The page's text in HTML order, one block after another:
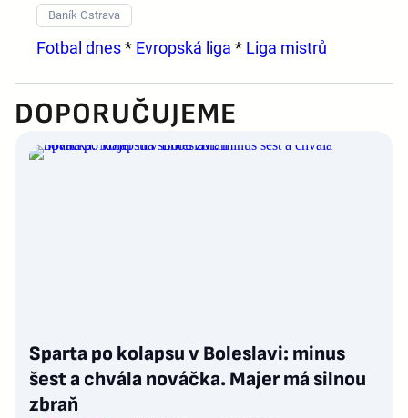
Baník Ostrava
Fotbal dnes* Evropská liga * Liga mistrů
DOPORUČUJEME
Sparta po kolapsu v Boleslavi: minus
šest a chvála nováčka. Majer má silnou
zbraň